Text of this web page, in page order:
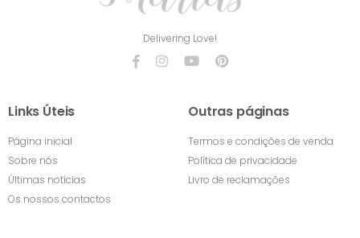
Delivering Love!
Links Úteis
Página inicial
Sobre nós
Últimas notícias
Os nossos contactos
Outras páginas
Termos e condições de venda
Política de privacidade
Livro de reclamações